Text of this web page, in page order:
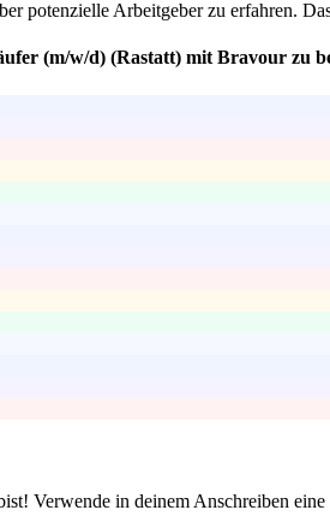
potenzielle Arbeitgeber zu erfahren.
(m/w/d) (Rastatt) mit Bravour zu
Verwende in deinem Anschreiben